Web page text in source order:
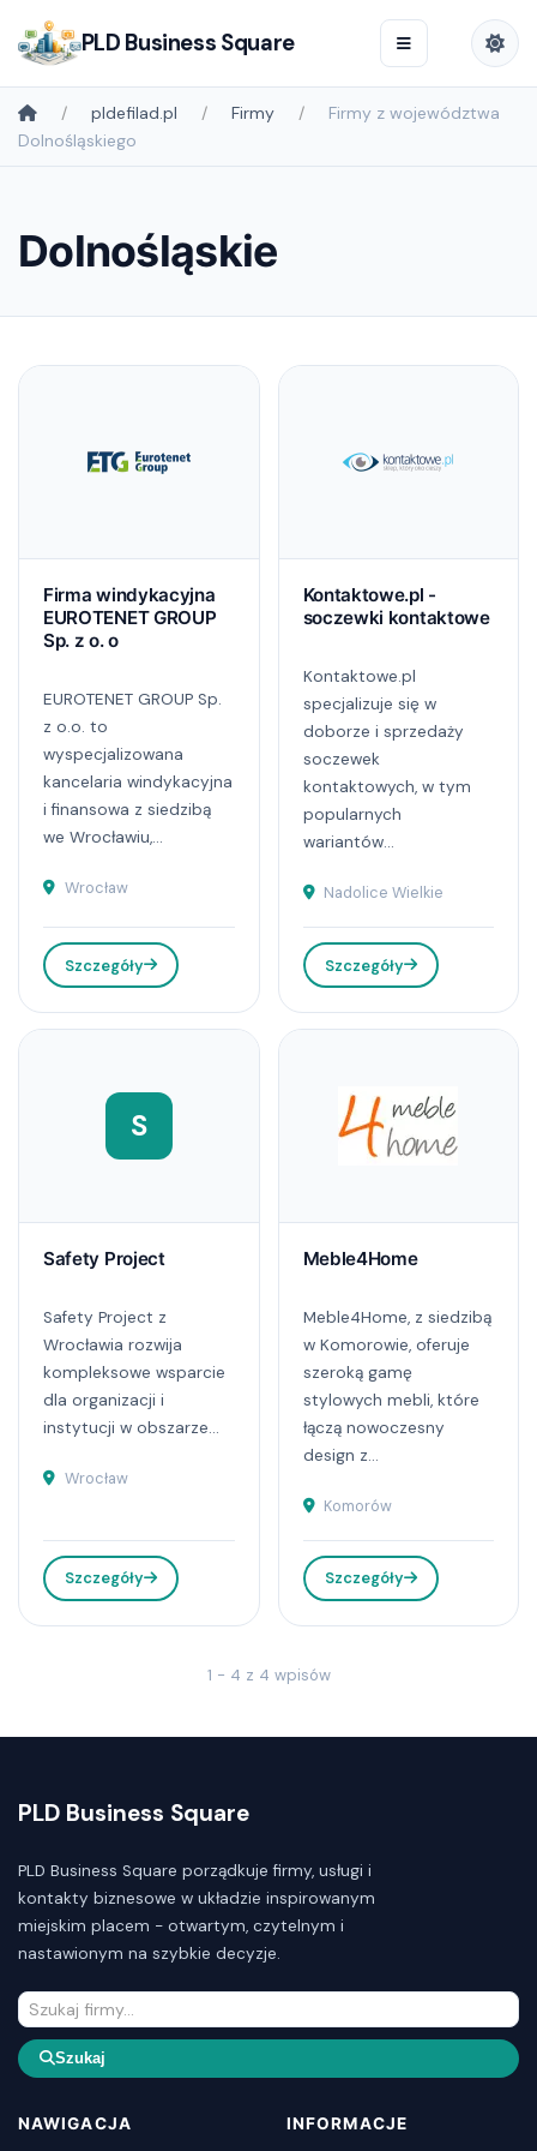
PLD Business Square
pldefilad.pl Firmy
Firmy z województwa
Dolnośląskiego
Dolnośląskie
Firma windykacyjna
EUROTENET GROUP
Sp. z o. o
EUROTENET GROUP Sp.
z o.o. to
wyspecjalizowana
kancelaria windykacyjna
i finansowa z siedzibą
we Wrocławiu,...
Wrocław
Szczegóły
Kontaktowe.pl -
soczewki kontaktowe
Kontaktowe.pl
specjalizuje się w
doborze i sprzedaży
soczewek
kontaktowych, w tym
popularnych
wariantów...
Nadolice Wielkie
Szczegóły
S
Safety Project
Safety Project z
Wrocławia rozwija
kompleksowe wsparcie
dla organizacji i
instytucji w obszarze...
Wrocław
Szczegóły
Meble4Home
Meble4Home, z siedzibą
w Komorowie, oferuje
szeroką gamę
stylowych mebli, które
łączą nowoczesny
design z...
Komorów
Szczegóły
1 - 4 z 4 wpisów
PLD Business Square
PLD Business Square porządkuje firmy, usługi i
kontakty biznesowe w układzie inspirowanym
miejskim placem - otwartym, czytelnym i
nastawionym na szybkie decyzje.
Szukaj
NAWIGACJA INFORMACJE